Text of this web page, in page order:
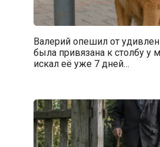
Валерий опешил от
была привязана к столбу у
искал её уже 7 дней…